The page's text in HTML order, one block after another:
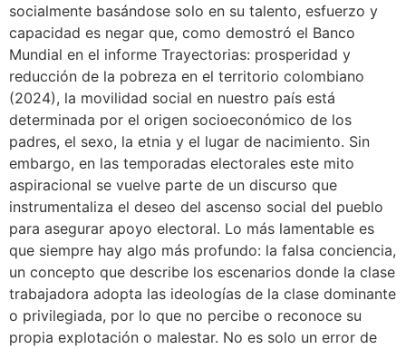
socialmente basándose solo en su talento, esfuerzo y
capacidad es negar que, como demostró el Banco
Mundial en el informe Trayectorias: prosperidad y
reducción de la pobreza en el territorio colombiano
(2024), la movilidad social en nuestro país está
determinada por el origen socioeconómico de los
padres, el sexo, la etnia y el lugar de nacimiento. Sin
embargo, en las temporadas electorales este mito
aspiracional se vuelve parte de un discurso que
instrumentaliza el deseo del ascenso social del pueblo
para asegurar apoyo electoral. Lo más lamentable es
que siempre hay algo más profundo: la falsa conciencia,
un concepto que describe los escenarios donde la clase
trabajadora adopta las ideologías de la clase dominante
o privilegiada, por lo que no percibe o reconoce su
propia explotación o malestar. No es solo un error de